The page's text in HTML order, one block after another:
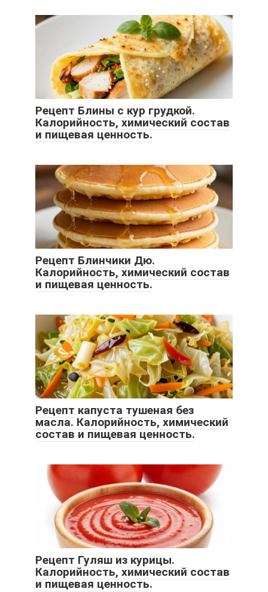
Рецепт Блины с кур грудкой.
Калорийность, химический состав
и пищевая ценность.
Рецепт Блинчики Дю.
Калорийность, химический состав
и пищевая ценность.
Рецепт капуста тушеная без
масла. Калорийность, химический
состав и пищевая ценность.
Рецепт Гуляш из курицы.
Калорийность, химический состав
и пищевая ценность.